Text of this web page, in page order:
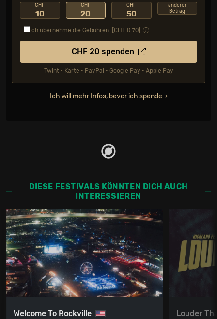
CHF
10
CHF
20
CHF
50
anderer
Betrag
Ich übernehme die Gebühren. [CHF 0.70
CHF 20 spenden
Twint • Karte • PayPal • Google Pay • Apple Pay
Ich will mehr Infos, bevor ich spende
DIESE FESTIVALS KÖNNTEN DICH AUCH
INTERESSIEREN
Welcome To Rockville Louder